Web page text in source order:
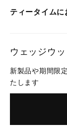
ティータイムに
ウェッジウ
新製品や期間限
たします